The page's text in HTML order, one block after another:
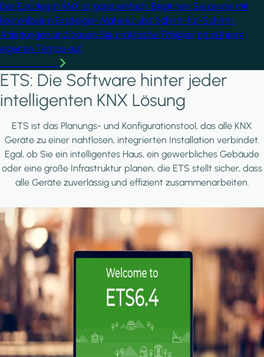
Der Einstieg in KNX ist ganz einfach. Beginnen Sie online mit
kostenlosem Einsteiger-Material und Schritt-für-Schritt-
Anleitungen und bauen Sie praktische Fähigkeiten in Ihrem
eigenen Tempo auf.
ETS: Die Software hinter jeder
intelligenten KNX Lösung
ETS ist das Planungs- und Konfigurationstool, das alle KNX
Geräte zu einer nahtlosen, integrierten Installation verbindet.
Egal, ob Sie ein intelligentes Haus, ein gewerbliches Gebäude
oder eine große Infrastruktur planen, die ETS stellt sicher, dass
alle Geräte zuverlässig und effizient zusammenarbeiten.
Image